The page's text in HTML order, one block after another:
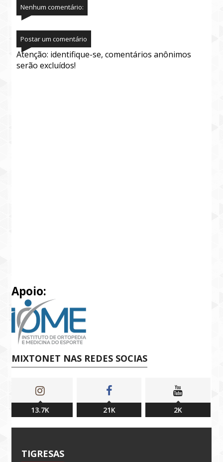
Nenhum comentário:
Postar um comentário
Atenção: identifique-se, comentários anônimos
serão excluídos!
Apoio:
MIXTONET NAS REDES SOCIAS
13.7K 21K 2K
TIGRESAS